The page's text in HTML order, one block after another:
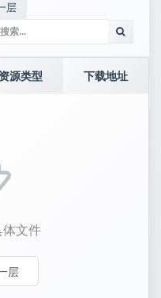
层
源类型 下载地址
体文件
层